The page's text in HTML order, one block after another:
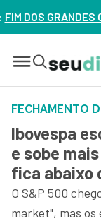
NO
FECHAMENTO
Ibovespa
e sobe
fica abaixo
O S&P 500
market", mas os